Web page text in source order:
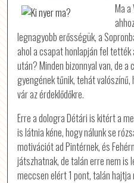
Ma
legnagyobb erősségük, a
ahol a csapat honlapján fel tették
után? Minden bizonnyal van, de
gyengének tűnik, tehát
vár az érdeklődőkre.
Erre a dologra Détári is kitért a
is látnia kéne, hogy nálunk se
motivációt ad Pintérnek, és
játszhatnak, de talán erre nem is
meccsen elért 1 pont, talán hajtja